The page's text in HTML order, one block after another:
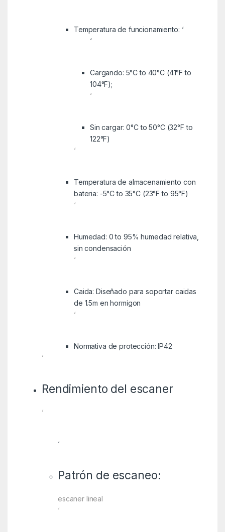
Temperatura de funcionamiento: ‘
‘
Cargando: 5°C to 40°C (41°F to
104°F);
‘
Sin cargar: 0°C to 50°C (32°F to
122°F)
‘
Temperatura de almacenamiento con
bateria: -5°C to 35°C (23°F to 95°F)
‘
Humedad: 0 to 95% humedad relativa,
sin condensación
‘
Caida: Diseñado para soportar caidas
de 1.5m en hormigon
‘
Normativa de protección: IP42
‘
Rendimiento del escaner
‘
‘
Patrón de escaneo:
escaner lineal
‘